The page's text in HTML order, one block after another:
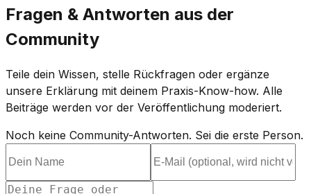
Fragen & Antworten aus der
Community
Teile dein Wissen, stelle Rückfragen oder ergänze
unsere Erklärung mit deinem Praxis-Know-how. Alle
Beiträge werden vor der Veröffentlichung moderiert.
Noch keine Community-Antworten. Sei die erste Person.